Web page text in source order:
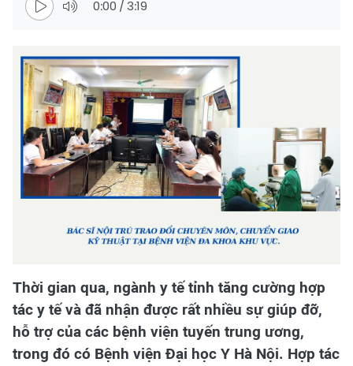
0:00 /3:19
Thời gian qua, ngành y tế tỉnh tăng cường hợp
tác y tế và đã nhận được rất nhiều sự giúp đỡ,
hỗ trợ của các bệnh viện tuyến trung ương,
trong đó có Bệnh viện Đại học Y Hà Nội. Hợp tác